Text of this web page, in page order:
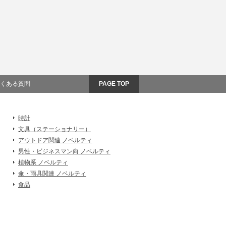
ある質問 PAGE TOP
時計
文具（ステーショナリー）
アウトドア関連 ノベルティ
男性・ビジネスマン向 ノベルティ
植物系 ノベルティ
傘・雨具関連 ノベルティ
食品